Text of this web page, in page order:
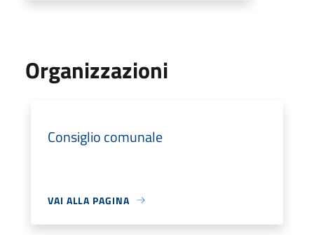
Organizzazioni
Consiglio comunale
VAI ALLA PAGINA